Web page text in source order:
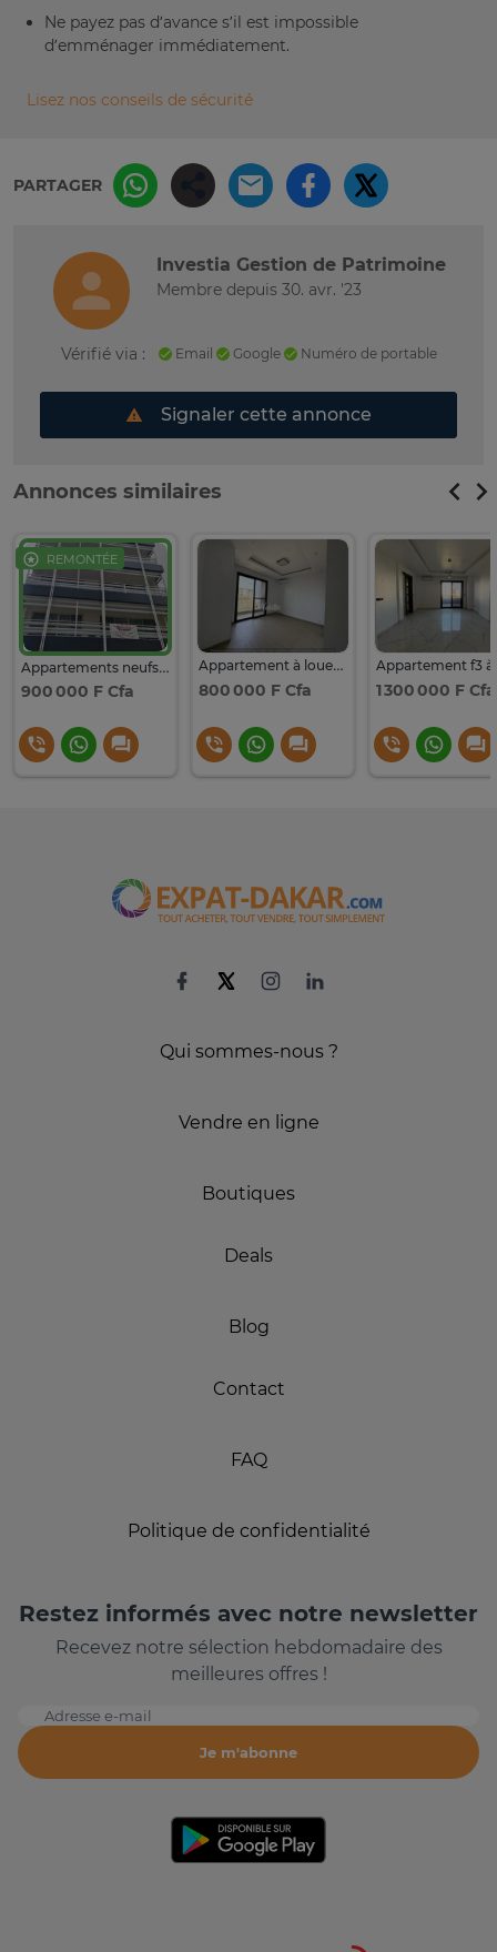
Ne payez pas d’avance s’il est impossible
d’emménager immédiatement.
Lisez nos conseils de sécurité
PARTAGER
Investia Gestion de Patrimoine
Membre depuis 30. avr. '23
Vérifié via : Email Google Numéro de portable
Signaler cette annonce
Annonces similaires
REMONTÉE
Appartements neufs à louer au point e
900 000 F Cfa
Appartement à louer au Point E
800 000 F Cfa 1 300 000 F Cfa
Qui sommes-nous ?
Vendre en ligne
Boutiques
Deals
Blog
Contact
FAQ
Politique de confidentialité
Restez informés avec notre newsletter
Recevez notre sélection hebdomadaire des
meilleures offres !
Adresse e-mail
Je m'abonne